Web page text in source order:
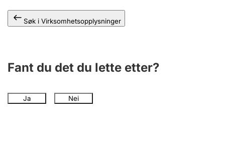
Søk i Virksomhetsopplysninger
Fant du det du lette etter?
Ja Nei